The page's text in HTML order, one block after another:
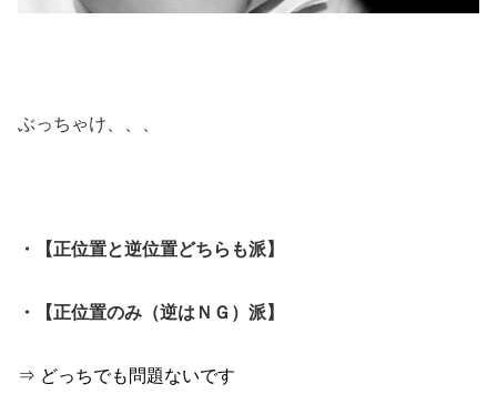
ぶっちゃけ、、、
・【正位置と逆位置どちらも派】
・【正位置のみ（逆はＮＧ）派】
⇒ どっちでも問題ないです